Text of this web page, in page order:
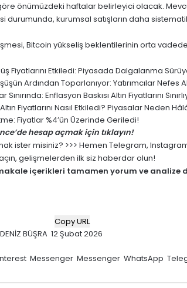
önümüzdeki haftalar belirleyici olacak.
kurumsal satışların daha
Bitcoin yükseliş beklentilerinin orta
Fiyatlarını Etkiledi: Piyasada Dalgalanma
Ardından Toparlanıyor: Yatırımcılar Nefes
Enflasyon Baskısı Altın Fiyatlarını
Fiyatlarını Nasıl Etkiledi? Piyasalar Neden
Fiyatlar %4’ün Üzerinde Geriledi!
hesap açmak için tıklayın!
ister misiniz? >>> Hemen Telegram,
gelişmelerden ilk siz haberdar olun!
içerikleri tamamen yorum ve analize
Copy URL
DENİZ BÜŞRA Bir
posta
12 Şubat 2026
Messenger Messenger WhatsApp